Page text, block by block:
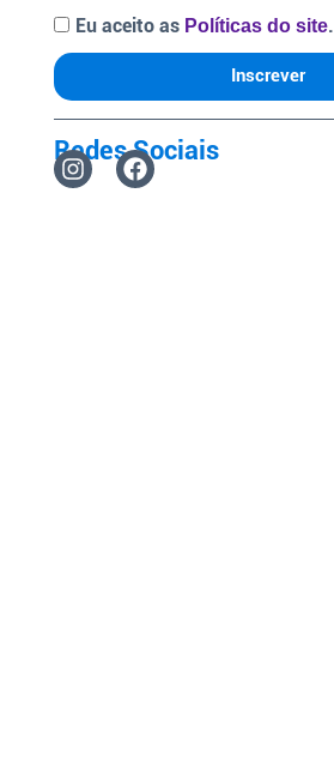
Eu aceito as Políticas do site.
Inscrever
Redes Sociais